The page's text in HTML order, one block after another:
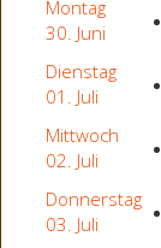
Montag
30. Juni
Dienstag
01. Juli
Mittwoch
02. Juli
Donnerstag
03. Juli